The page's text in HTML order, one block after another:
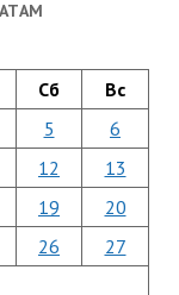
Сб Вс
5
6
12
13
19
20
26
27